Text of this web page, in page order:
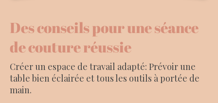
Des conseils pour une séance
de couture réussie
Créer un espace de travail adapté: Prévoir une
table bien éclairée et tous les outils à portée de
main.